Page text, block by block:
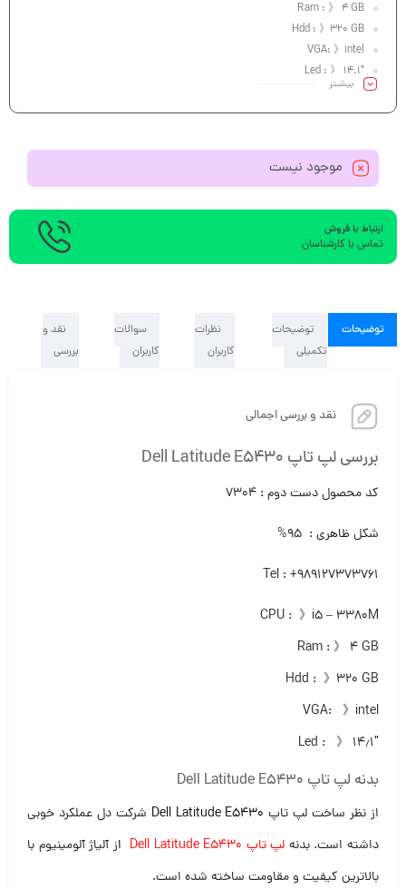
Ram : 》 4 GB
Hdd : 》320 GB
VGA: 》intel
Led : 》 14.1″
بیشـتر
موجود نیست
ارتباط با فروش
تماس با کارشناسان
توضیحات
توضیحات
تکمیلی
نظرات
کاربران
سوالات
کاربران
نقد و
بررسی
نقد و بررسی اجمالی
بررسی لپ تاپ Dell Latitude E5430
کد محصول دست دوم : ۷۳۰۴
شکل ظاهری : ۹۵%
Tel : +989127373761
CPU : 》i5 – 3380M
Ram : 》 ۴ GB
Hdd : 》۳۲۰ GB
VGA: 》intel
Led : 》 ۱۴٫۱″
بدنه لپ تاپ Dell Latitude E5430
از نظر ساخت لپ تاپDell Latitude E5430
شرکت دل عملکرد خوبی
داشته است. بدنه لپ تاپ Dell Latitude E5430 از آلیاژ آلومینیوم با
بالاترین کیفیت و مقاومت ساخته شده است.